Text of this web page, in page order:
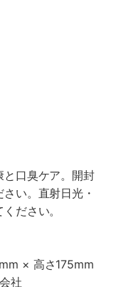
口臭ケア。開封
い。直射日光・
ださい。
× 高さ175mm
社